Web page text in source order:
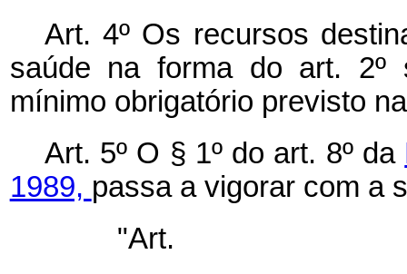
Art. 4º Os recursos
saúde na forma do art. 2º
mínimo obrigatório previsto
Art. 5º O § 1º do art. 8º da
1989, passa a vigorar com a